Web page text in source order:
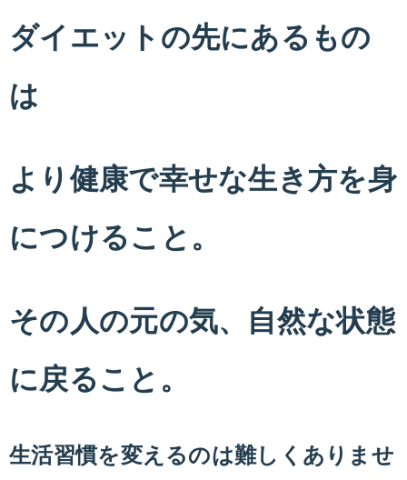
ダイエットの先にあるもの
は
より健康で幸せな生き方を身
につけること。
その人の元の気、自然な状態
に戻ること。
生活習慣を変えるのは難しくありませ